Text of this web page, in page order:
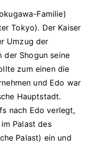
Familie)
Tokyo). Der Kaiser
Umzug der
Shogun seine
zum einen die
und Edo war
Hauptstadt.
nach Edo verlegt,
Palast des
Palast) ein und